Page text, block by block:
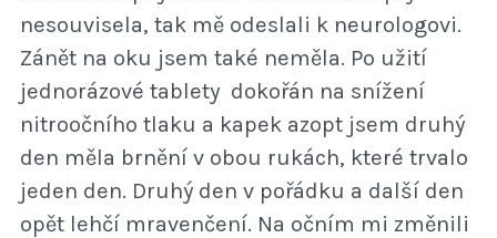
nesouvisela, tak mě odeslali k neurologovi.
Zánět na oku jsem také neměla. Po užití
jednorázové tablety dokořán na snížení
nitroočního tlaku a kapek azopt jsem druhý
den měla brnění v obou rukách, které trvalo
jeden den. Druhý den v pořádku a další den
opět lehčí mravenčení. Na očním mi změnili